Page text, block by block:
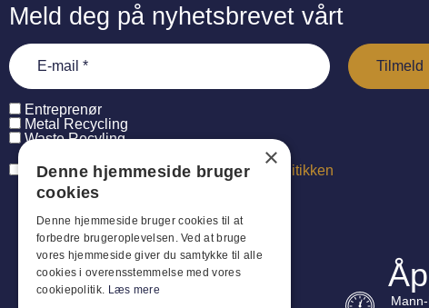
Meld deg på nyhetsbrevet vårt
Entreprenør
Metal Recycling
Waste Recyling
Jeg har læst og accepterer persondatapolitikken
Mann-
×
Denne hjemmeside bruger
cookies
Denne hjemmeside bruger cookies til at
forbedre brugeroplevelsen. Ved at bruge
vores hjemmeside giver du samtykke til alle
cookies i overensstemmelse med vores
cookiepolitik. Læs mere